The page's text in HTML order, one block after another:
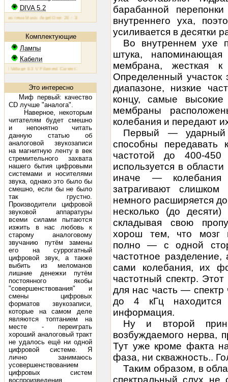
DIVA 5.2
Music Angel One: 20 - 100 Вт, 38 Гц - 30 кГц, 86 Дб/Вт/м
Комплектующие
Лампы
Кабели
6.3 V Filament Current 1.6 A Plate Voltage (max) 800 V Plate Current (max) 230 mA Plate
Это интересно
Миф первый: качество
CD лучше "аналога".
Наверное, некоторым
читателям будет смешно
и непонятно читать
данную статью об
аналоговой звукозаписи
на магнитную ленту в век
стремительного захвата
нашего бытия цифровыми
системами и носителями
звука, однако это было бы
смешно, если бы не было
так грустно.
Производители цифровой
звуковой аппаратуры
всеми силами пытаются
изжить в нас любовь к
старому аналоговому
звучанию путём замены
его на суррогатный
цифровой звук, а также
выбить из меломанов
лишние денежки путём
постоянного якобы
"совершенствования" и
смены цифровых
форматов звукозаписи,
которые на самом деле
являются топтанием на
месте - переиграть
хороший аналоговый тракт
не удалось ещё ни одной
цифровой системе. Я
лично занимаюсь
усовершенствованием
цифровых систем
воспроизведения
барабанной
внутреннего уха,
усиливается в десятки
Во внутреннем ухе
штука,
мембрана, жесткая
Определенный
диапазоне, низкие
концу, самые
мембраны
колебания и передают
Первый — ударный
способны передавать
частотой до 400-
используется в
иначе —
затрагивают
немного расширяется
несколько (до
складывая свою
хорош тем, что мозг
полно — с одной
частотное
сами колебания, их
частотный спектр.
для нас часть — спектр
до 4 кГц
информация.
Ну и второй
возбуждаемого нерва,
Тут уже кроме факта
фаза, ни скважность..
Таким образом, в
спектральный слух не